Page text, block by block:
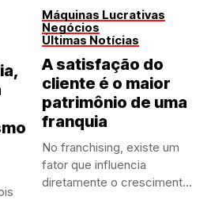
Máquinas Lucrativas
Negócios
Últimas Notícias
A satisfação do
cliente é o maior
patrimônio de uma
franquia
No franchising, existe um
fator que influencia
diretamente o crescimento